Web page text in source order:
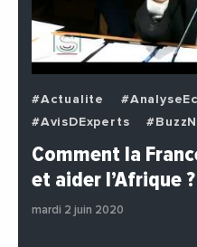
#Actualite
#AvisDExperts
#Politique
Comment la
et aider l’Afrique
mardi 2 juin 2020